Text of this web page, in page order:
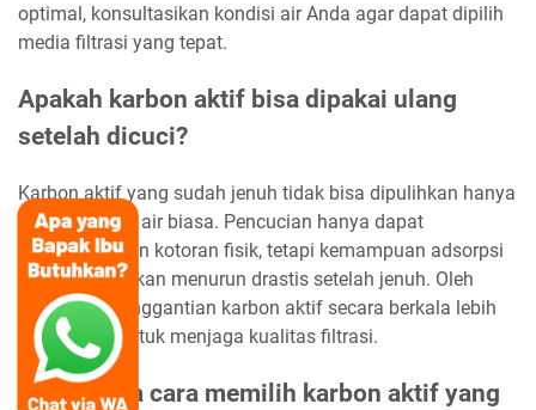
optimal, konsultasikan kondisi air Anda agar dapat dipilih
media filtrasi yang tepat.
Apakah karbon aktif bisa dipakai ulang
setelah dicuci?
Karbon aktif yang sudah jenuh tidak bisa dipulihkan hanya
dengan dicuci air biasa. Pencucian hanya dapat
menghilangkan kotoran fisik, tetapi kemampuan adsorpsi
karbon aktif akan menurun drastis setelah jenuh. Oleh
karena itu, penggantian karbon aktif secara berkala lebih
disarankan untuk menjaga kualitas filtrasi.
Bagaimana cara memilih karbon aktif yang